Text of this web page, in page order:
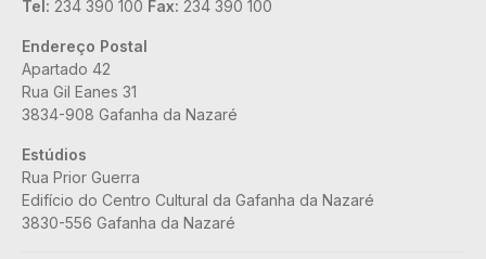
Tel: 234 390 100 Fax: 234 390 100
Endereço Postal
Apartado 42
Rua Gil Eanes 31
3834-908 Gafanha da Nazaré
Estúdios
Rua Prior Guerra
Edifício do Centro Cultural da Gafanha da Nazaré
3830-556 Gafanha da Nazaré